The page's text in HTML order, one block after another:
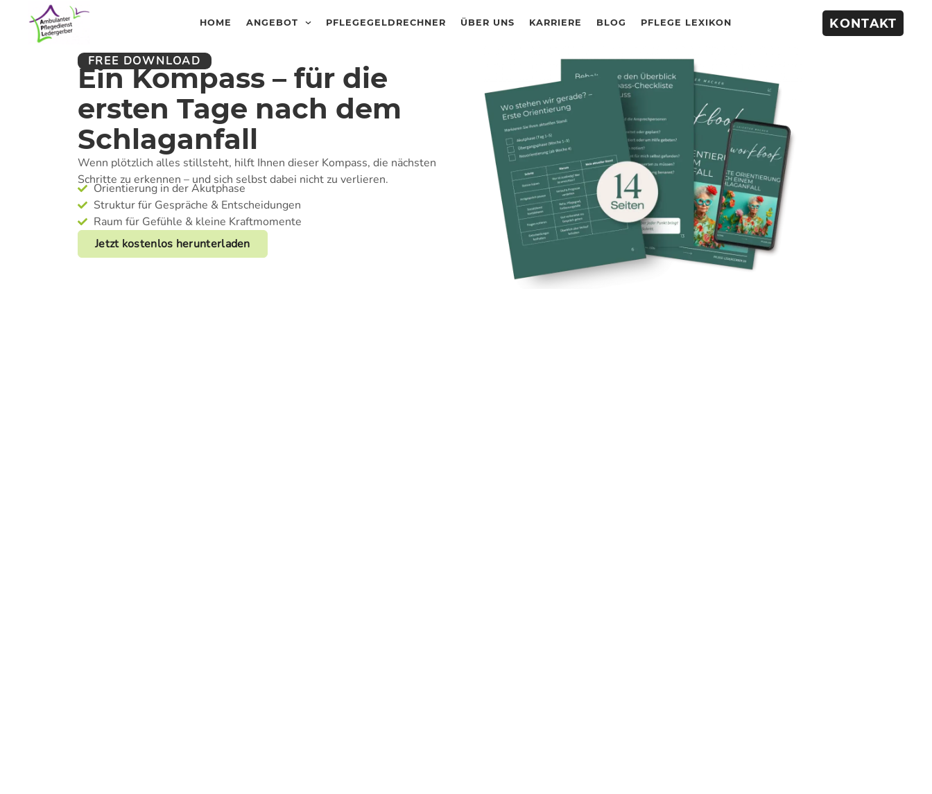
HOME ANGEBOT PFLEGEGELDRECHNER ÜBER UNS KARRIERE BLOG PFLEGE LEXIKON KONTAKT
FREE DOWNLOAD
Ein Kompass – für die
ersten Tage nach dem
Schlaganfall
Wenn plötzlich alles stillsteht, hilft Ihnen dieser Kompass, die nächsten
Schritte zu erkennen – und sich selbst dabei nicht zu verlieren.
Orientierung in der Akutphase
Struktur für Gespräche & Entscheidungen
Raum für Gefühle & kleine Kraftmomente
Jetzt kostenlos herunterladen